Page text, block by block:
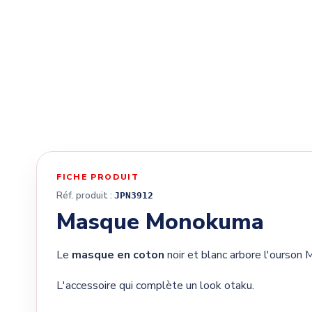
FICHE PRODUIT
Réf. produit : JPN3912
Masque Monokuma
Le masque en coton noir et blanc arbore l'ourson
L'accessoire qui complète un look otaku.